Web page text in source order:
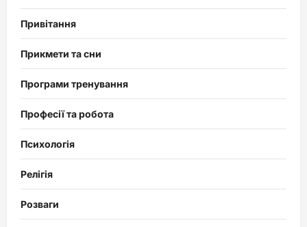
Привітання
Прикмети та сни
Програми тренування
Професії та робота
Психологія
Релігія
Розваги